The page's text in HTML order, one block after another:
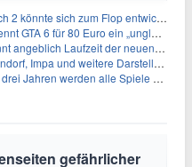
2 könnte sich zum Flop entwickeln
für 80 Euro ein „unglaubliches Schnäppchen“
Laufzeit der neuen Gameplay-Präsentation
und weitere Darsteller sollen feststehen
Jahren werden alle Spiele gestreamt
gefährlicher